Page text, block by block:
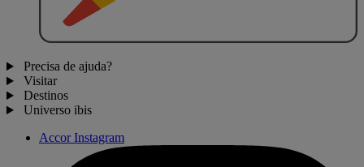
Precisa de ajuda?
Visitar
Destinos
Universo ibis
Accor Instagram